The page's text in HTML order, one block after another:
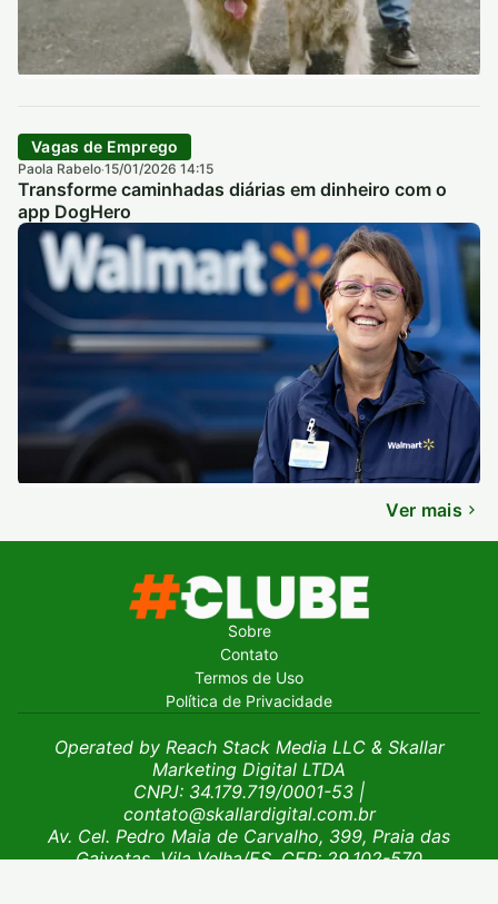
Vagas de Emprego
Paola Rabelo·15/01/2026 14:15
Transforme caminhadas diárias em dinheiro com o
app DogHero
Ver mais
Sobre
Contato
Termos de Uso
Política de Privacidade
Operated by Reach Stack Media LLC & Skallar
Marketing Digital LTDA
CNPJ: 34.179.719/0001-53 |
contato@skallardigital.com.br
Av. Cel. Pedro Maia de Carvalho, 399, Praia das
Gaivotas, Vila Velha/ES, CEP: 29.102-570